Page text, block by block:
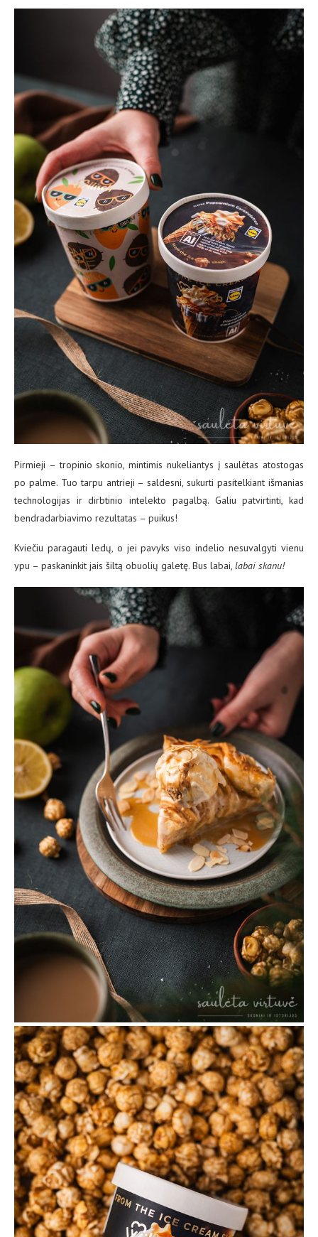
Pirmieji – tropinio skonio, mintimis nukeliantys į saulėtas atostogas
po palme. Tuo tarpu antrieji – saldesni, sukurti pasitelkiant išmanias
technologijas ir dirbtinio intelekto pagalbą. Galiu patvirtinti, kad
bendradarbiavimo rezultatas – puikus!
Kviečiu paragauti ledų, o jei pavyks viso indelio nesuvalgyti vienu
ypu – paskaninkit jais šiltą obuolių galetę. Bus labai, labai skanu!